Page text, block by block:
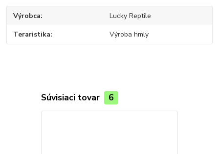
Výrobca Lucky Reptile
Teraristika Výroba hmly
Súvisiaci tovar 6